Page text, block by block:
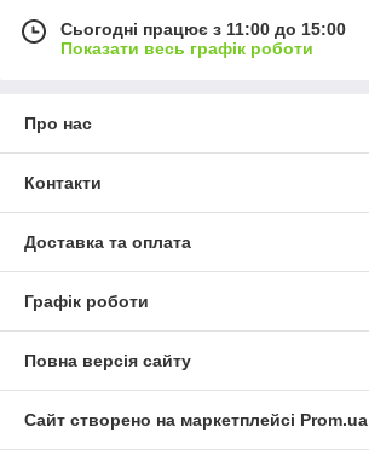
Сьогодні працює з 11:00 до 15:00
Показати весь графік роботи
Про нас
Контакти
Доставка та оплата
Графік роботи
Повна версія сайту
Сайт створено на маркетплейсі Prom.ua